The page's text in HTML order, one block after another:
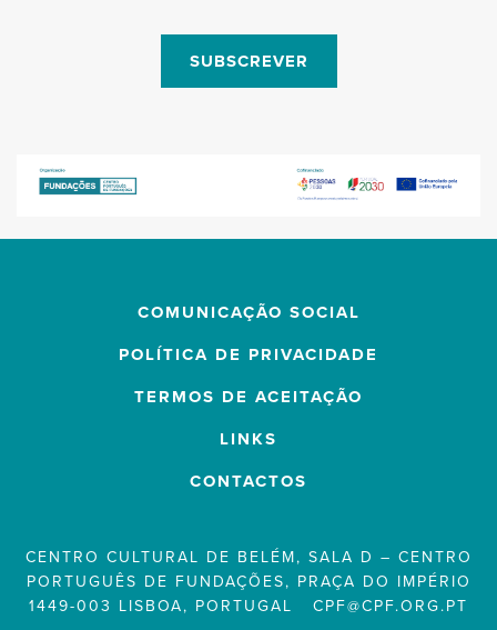
SUBSCREVER
COMUNICAÇÃO SOCIAL
POLÍTICA DE PRIVACIDADE
TERMOS DE ACEITAÇÃO
LINKS
CONTACTOS
CENTRO CULTURAL DE BELÉM, SALA D – CENTRO
PORTUGUÊS DE FUNDAÇÕES, PRAÇA DO IMPÉRIO
1449-003 LISBOA, PORTUGAL
CPF@CPF.ORG.PT